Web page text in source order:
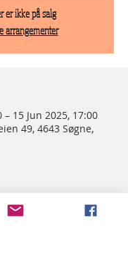
er ikke på salg
arrangementer
– 15 Jun 2025, 17:00
49, 4643 Søgne,